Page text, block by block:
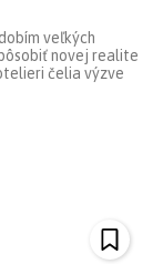
veľkých
novej realite
čelia výzve